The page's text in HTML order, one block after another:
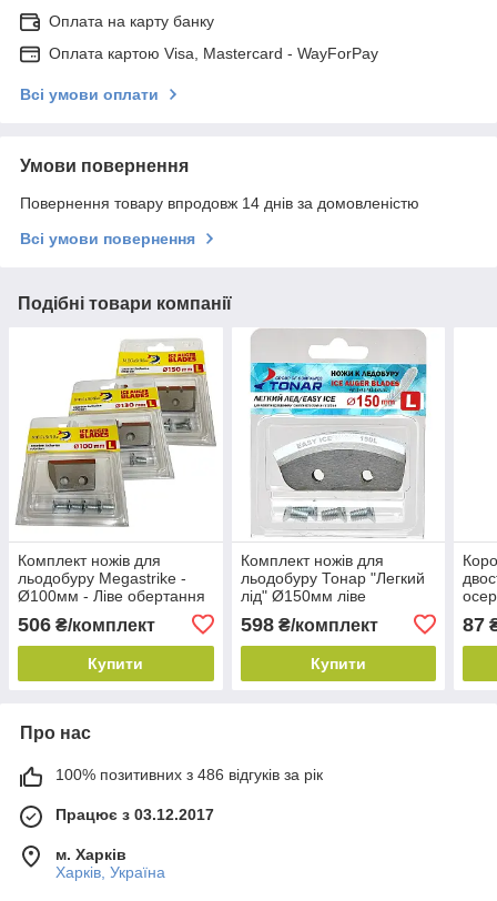
Оплата на карту банку
Оплата картою Visa, Mastercard - WayForPay
Всі умови оплати
Умови повернення
Повернення товару впродовж 14 днів за домовленістю
Всі умови повернення
Подібні товари компанії
Комплект ножів для
льодобуру Megastrike -
Ø100мм - Ліве обертання
506 ₴/комплект
Купити
Комплект ножів для
льодобуру Тонар "Легкий
лід" Ø150мм ліве
598₴/комплект
Купити
87
Про нас
100% позитивних з 486 відгуків за рік
Працює з 03.12.2017
м. Харків
Харків, Україна